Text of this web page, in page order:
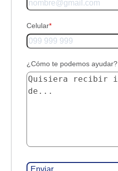
Celular*
¿Cómo te podemos ayudar?